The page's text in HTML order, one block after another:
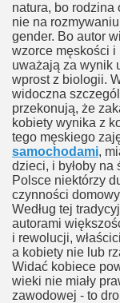
natura, bo rodzina
nie na
gender. Bo autor
wzorce męskości
uważają za wynik
wprost z biologii.
widoczna
przekonują, że
kobiety wynika z
tego męskiego
samochodami,
dzieci, i byłoby
Polsce niektórzy
czynności
Według tej
autorami
i rewolucji,
a kobiety nie lub
Widać kobiece
wieki nie miały
zawodowej - to
2
w Rosji